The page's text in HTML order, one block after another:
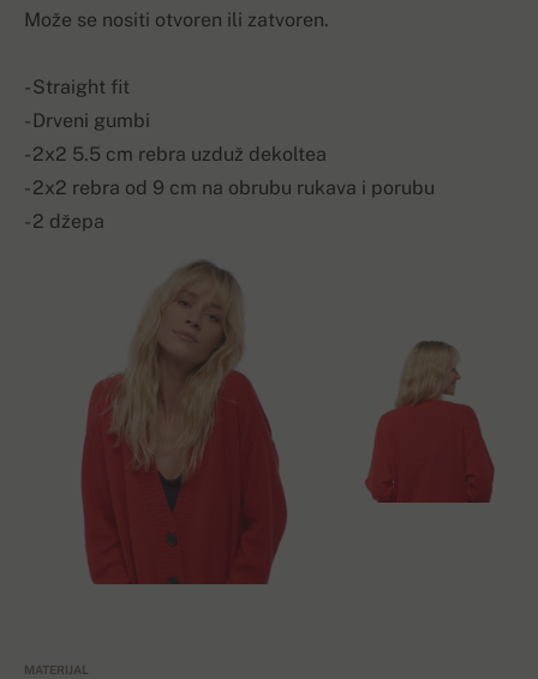
Može se nositi otvoren ili zatvoren.
- Straight fit
- Drveni gumbi
- 2x2 5.5 cm rebra uzduž dekoltea
- 2x2 rebra od 9 cm na obrubu rukava i porubu
- 2 džepa
MATERIJAL